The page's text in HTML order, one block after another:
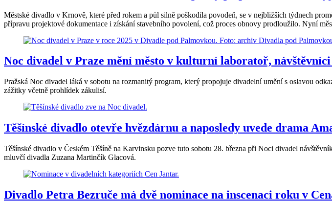
Městské divadlo v Krnově, které před rokem a půl silně poškodila povodeň, se v nejbližších týdnech
přípravu projektové dokumentace i získání stavebního povolení, což proces obnovy prodloužilo. Nyní
Noc divadel v Praze mění město v kulturní laboratoř,
Pražská Noc divadel láká v sobotu na rozmanitý program, který propojuje divadelní umění s oslavou
zážitky včetně prohlídek zákulisí.
Těšínské divadlo otevře hvězdárnu a naposledy uvede drama
Těšínské divadlo v Českém Těšíně na Karvinsku pozve tuto sobotu 28. března při Noci divadel
mluvčí divadla Zuzana Martinčík Glacová.
Divadlo Petra Bezruče má dvě nominace na inscenaci roku v